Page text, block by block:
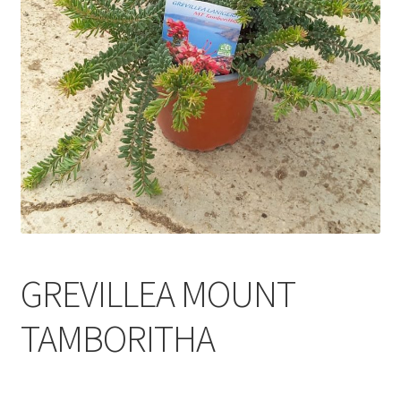
GREVILLEA MOUNT
TAMBORITHA